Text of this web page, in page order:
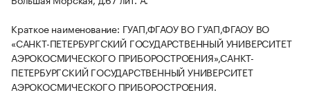
Краткое наименование: ГУАП,ФГАОУ ВО ГУАП,ФГАОУ ВО
«САНКТ-ПЕТЕРБУРГСКИЙ ГОСУДАРСТВЕННЫЙ УНИВЕРСИТЕТ
АЭРОКОСМИЧЕСКОГО ПРИБОРОСТРОЕНИЯ»,САНКТ-
ПЕТЕРБУРГСКИЙ ГОСУДАРСТВЕННЫЙ УНИВЕРСИТЕТ
АЭРОКОСМИЧЕСКОГО ПРИБОРОСТРОЕНИЯ.